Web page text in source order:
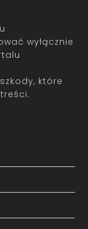
wyłącznie
które